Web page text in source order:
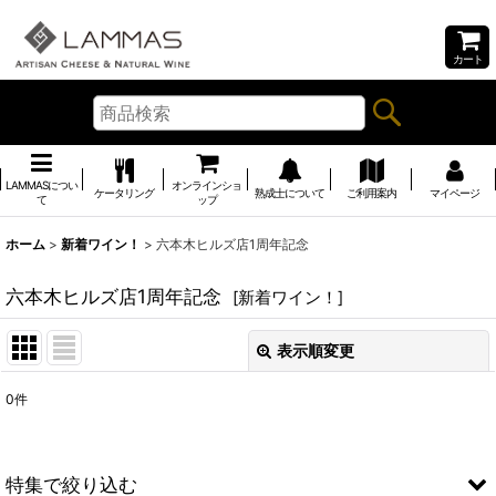
カート
LAMMASについ
て
ケータリング
オンラインショ
ップ
熟成士について ご利用案内 マイページ
ホーム > 新着ワイン！ > 六本木ヒルズ店1周年記念
六本木ヒルズ店1周年記念 [新着ワイン！ ]
表示順変更
並び順:
0件
特集で絞り込む